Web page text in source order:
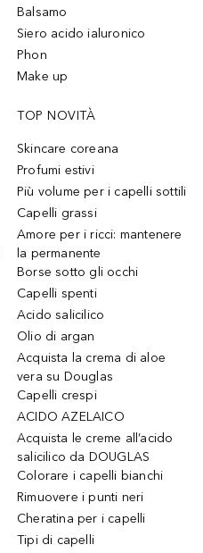
Balsamo
Siero acido ialuronico
Phon
Make up
TOP NOVITÀ
Skincare coreana
Profumi estivi
Più volume per i capelli sottili
Capelli grassi
Amore per i ricci: mantenere
la permanente
Borse sotto gli occhi
Capelli spenti
Acido salicilico
Olio di argan
Acquista la crema di aloe
vera su Douglas
Capelli crespi
ACIDO AZELAICO
Acquista le creme all’acido
salicilico da DOUGLAS
Colorare i capelli bianchi
Rimuovere i punti neri
Cheratina per i capelli
Tipi di capelli